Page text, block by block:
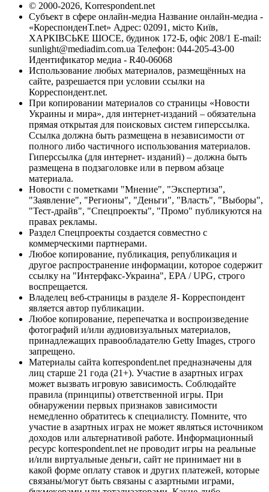
© 2000-2026, Korrespondent.net
Субъект в сфере онлайн-медиа Название онлайн-медиа -
«КореспонденТ.net» Адрес: 02091, місто Київ,
ХАРКІВСЬКЕ ШОСЕ, будинок 172-Б, офіс 208/1 E-mail:
sunlight@mediadim.com.ua Телефон: 044-205-43-00
Идентификатор медиа - R40-06068
Использование любых материалов, размещённых на
сайте, разрешается при условии ссылки на
Корреспондент.net.
При копировании материалов со страницы «Новости
Украины и мира», для интернет-изданий – обязательна
прямая открытая для поисковых систем гиперссылка.
Ссылка должна быть размещена в независимости от
полного либо частичного использования материалов.
Гиперссылка (для интернет- изданий) – должна быть
размещена в подзаголовке или в первом абзаце
материала.
Новости с пометками "Мнение", "Экспертиза",
"Заявление", "Регионы", "Деньги", "Власть", "Выборы",
"Тест-драйв", "Спецпроекты", "Промо" публикуются на
правах рекламы.
Раздел Спецпроекты создается совместно с
коммерческими партнерами.
Любое копирование, публикация, републикация и
другое распространение информации, которое содержит
ссылку на "Интерфакс-Украина", EPA / UPG, строго
воспрещается.
Владелец веб-страницы в разделе Я- Корреспондент
является автор публикации.
Любое копирование, перепечатка и воспроизведение
фотографий и/или аудиовизуальных материалов,
принадлежащих правообладателю Getty Images, строго
запрещено.
Материалы сайта korrespondent.net предназначены для
лиц старше 21 года (21+). Участие в азартных играх
может вызвать игровую зависимость. Соблюдайте
правила (принципы) ответственной игры. При
обнаружении первых признаков зависимости
немедленно обратитесь к специалисту. Помните, что
участие в азартных играх не может являться источником
доходов или альтернативой работе. Информационный
ресурс korrespondent.net не проводит игры на реальные
и/или виртуальные деньги, сайт не принимает ни в
какой форме оплату ставок и других платежей, которые
связаны/могут быть связаны с азартными играми,